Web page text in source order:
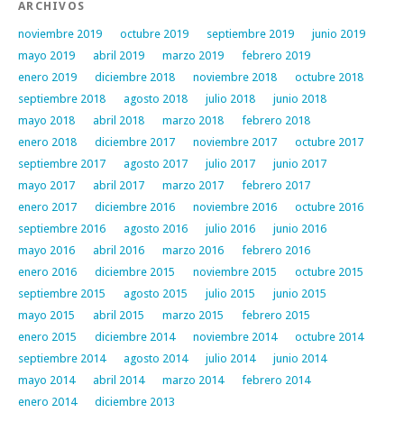
ARCHIVOS
noviembre 2019 octubre 2019 septiembre 2019
junio 2019
mayo 2019
abril 2019 marzo 2019
febrero 2019
enero 2019
diciembre 2018 noviembre 2018
octubre 2018
septiembre 2018
agosto 2018 julio 2018
junio 2018
mayo 2018
abril 2018 marzo 2018
febrero 2018
enero 2018
diciembre 2017 noviembre 2017
octubre 2017
septiembre 2017
agosto 2017 julio 2017
junio 2017
mayo 2017
abril 2017 marzo 2017
febrero 2017
enero 2017
diciembre 2016 noviembre 2016
octubre 2016
septiembre 2016
agosto 2016 julio 2016
junio 2016
mayo 2016
abril 2016 marzo 2016
febrero 2016
enero 2016
diciembre 2015 noviembre 2015
octubre 2015
septiembre 2015
agosto 2015 julio 2015
junio 2015
mayo 2015
abril 2015 marzo 2015
febrero 2015
enero 2015
diciembre 2014 noviembre 2014
octubre 2014
septiembre 2014
agosto 2014 julio 2014
junio 2014
mayo 2014
abril 2014 marzo 2014
febrero 2014
enero 2014
diciembre 2013